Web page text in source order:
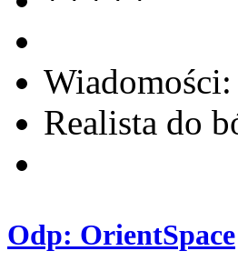
Realista do
Odp: OrientSpace